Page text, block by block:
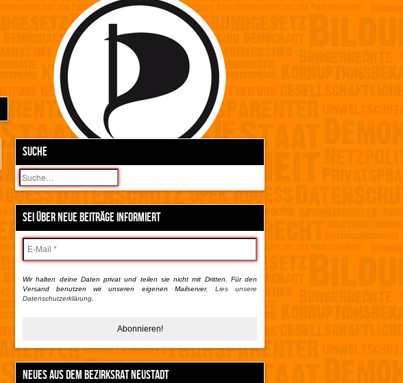
SUCHE
Suchen
SEI ÜBER NEUE BEITRÄGE INFORMIERT
Wir halten deine Daten privat und teilen sie nicht mit Dritten. Für den
Versand benutzen wir unseren eigenen Mailserver. Lies unsere
Datenschutzerklärung.
NEUES AUS DEM BEZIRKSRAT NEUSTADT